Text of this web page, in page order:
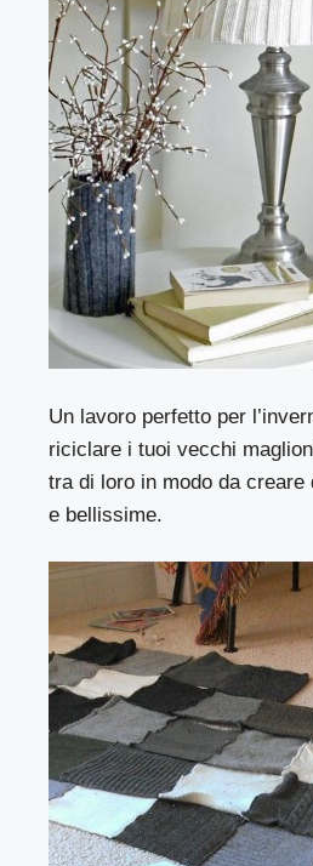
Un lavoro perfetto per
riciclare i tuoi vecchi
tra di loro in modo da
e bellissime.